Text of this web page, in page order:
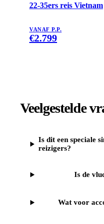
22-35ers reis Vietnam
VANAF P.P.
€2.799
Veelgestelde
Is dit een speciale
reizigers?
Is de
Wat voor